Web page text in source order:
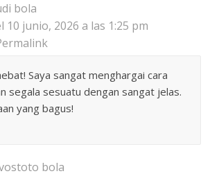
bola
10 junio, 2026 a las 1:25 pm
Saya sangat menghargai cara
segala sesuatu dengan sangat jelas.
yang bagus!
bola